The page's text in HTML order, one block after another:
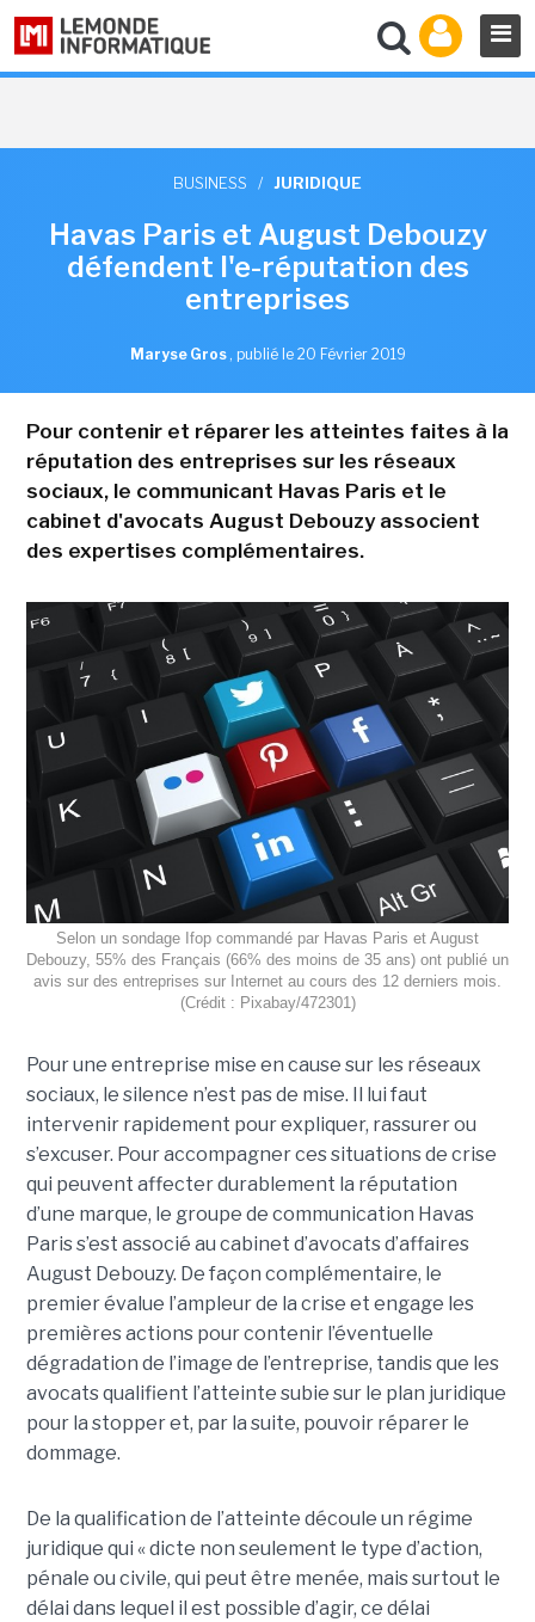
BUSINESS / JURIDIQUE
Havas Paris et August Debouzy
défendent l'e-réputation des
entreprises
Maryse Gros , publié le 20 Février 2019
Pour contenir et réparer les atteintes faites à la
réputation des entreprises sur les réseaux
sociaux, le communicant Havas Paris et le
cabinet d'avocats August Debouzy associent
des expertises complémentaires.
Selon un sondage Ifop commandé par Havas Paris et August
Debouzy, 55% des Français (66% des moins de 35 ans) ont publié un
avis sur des entreprises sur Internet au cours des 12 derniers mois.
(Crédit : Pixabay/472301)
Pour une entreprise mise en cause sur les réseaux
sociaux, le silence n’est pas de mise. Il lui faut
intervenir rapidement pour expliquer, rassurer ou
s’excuser. Pour accompagner ces situations de crise
qui peuvent affecter durablement la réputation
d’une marque, le groupe de communication Havas
Paris s’est associé au cabinet d’avocats d’affaires
August Debouzy. De façon complémentaire, le
premier évalue l’ampleur de la crise et engage les
premières actions pour contenir l’éventuelle
dégradation de l’image de l’entreprise, tandis que les
avocats qualifient l’atteinte subie sur le plan juridique
pour la stopper et, par la suite, pouvoir réparer le
dommage.
De la qualification de l’atteinte découle un régime
juridique qui « dicte non seulement le type d’action,
pénale ou civile, qui peut être menée, mais surtout le
délai dans lequel il est possible d’agir, ce délai